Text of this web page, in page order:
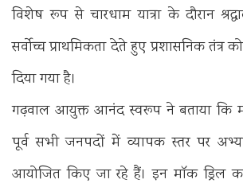
विशेष रूप से चारधाम यात्रा के दौरान
सर्वाेच्च प्राथमिकता देते हुए प्रशासनिक तंत्र
दिया गया है।
गढ़वाल आयुक्त आनंद स्वरूप ने बताया कि
पूर्व सभी जनपदों में व्यापक स्तर पर
आयोजित किए जा रहे हैं। इन मॉक ड्रिल